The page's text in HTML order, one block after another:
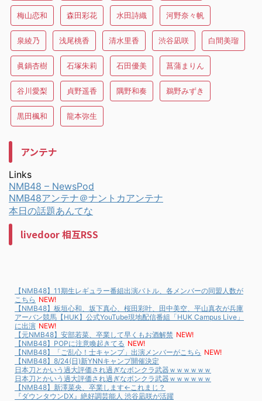
梅山恋和 森田彩花 水田詩織 河野奈々帆
泉綾乃 浅尾桃香 清水里香 渋谷凪咲 白間美瑠
眞鍋杏樹 石塚朱莉 石田優美 菖蒲まりん
谷川愛梨 貞野遥香 隅野和奏 鵜野みずき
黒田楓和 龍本弥生
アンテナ
Links
NMB48 – NewsPod
NMB48アンテナ＠ナントカアンテナ
本日の話題あんてな
livedoor 相互RSS
【NMB48】11期生レギュラー番組出演バトル、各メンバーの同盟人数が
こちら NEW!
【NMB48】板垣心和、坂下真心、桜田彩叶、田中美空、平山真衣が兵庫
アーバン競馬【HUK】公式YouTube現地配信番組「HUK Campus Live」
に出演 NEW!
【元NMB48】安部若菜、卒業して早くもお酒解禁 NEW!
【NMB48】POPに注意喚起きてる NEW!
【NMB48】「ご乱心！士キャンプ」出演メンバーがこちら NEW!
【NMB48】8/24(日)新YNNキャンプ開催決定
日本刀とかいう過大評価され過ぎなボンクラ武器ｗｗｗｗｗｗ
日本刀とかいう過大評価され過ぎなボンクラ武器ｗｗｗｗｗｗ
【NMB48】新澤菜央、卒業します←これまじ？
『ダウンタウンDX』絶好調芸能人 渋谷凪咲が活躍